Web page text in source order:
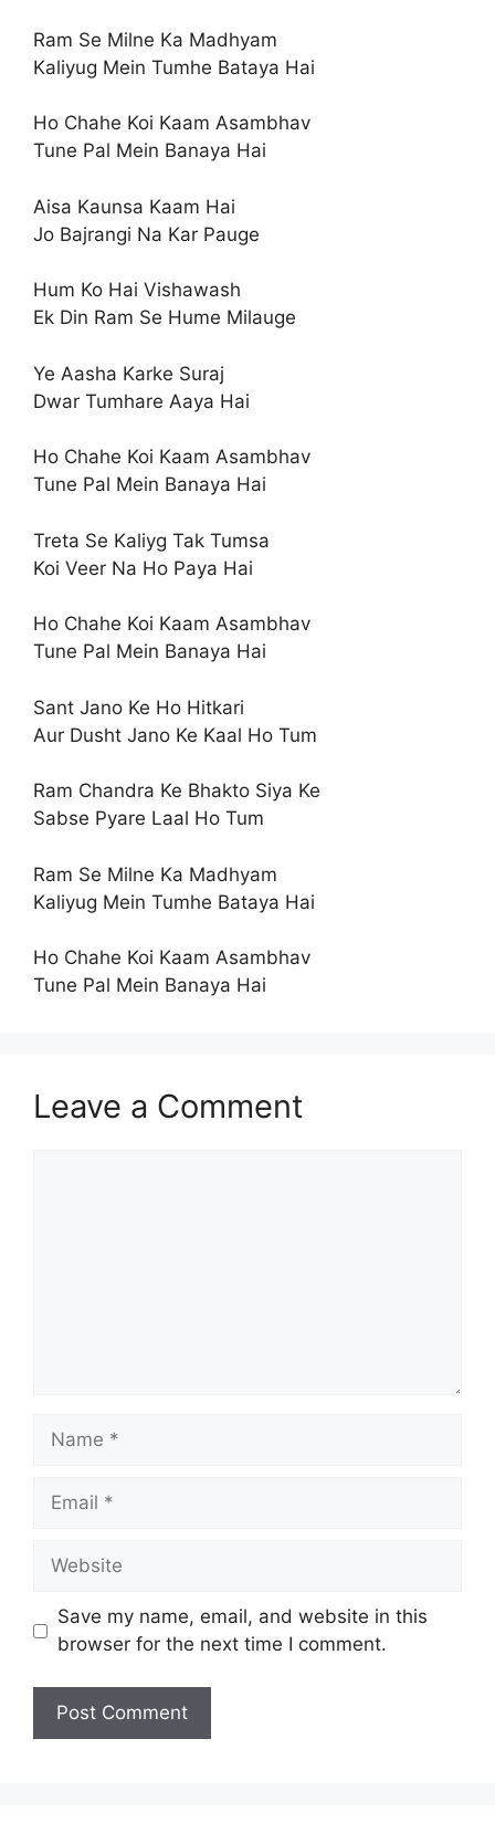
Ram Se Milne Ka Madhyam
Kaliyug Mein Tumhe Bataya Hai
Ho Chahe Koi Kaam Asambhav
Tune Pal Mein Banaya Hai
Aisa Kaunsa Kaam Hai
Jo Bajrangi Na Kar Pauge
Hum Ko Hai Vishawash
Ek Din Ram Se Hume Milauge
Ye Aasha Karke Suraj
Dwar Tumhare Aaya Hai
Ho Chahe Koi Kaam Asambhav
Tune Pal Mein Banaya Hai
Treta Se Kaliyg Tak Tumsa
Koi Veer Na Ho Paya Hai
Ho Chahe Koi Kaam Asambhav
Tune Pal Mein Banaya Hai
Sant Jano Ke Ho Hitkari
Aur Dusht Jano Ke Kaal Ho Tum
Ram Chandra Ke Bhakto Siya Ke
Sabse Pyare Laal Ho Tum
Ram Se Milne Ka Madhyam
Kaliyug Mein Tumhe Bataya Hai
Ho Chahe Koi Kaam Asambhav
Tune Pal Mein Banaya Hai
Leave a Comment
Name
Email
Website
Save my name, email, and website in this
browser for the next time I comment.